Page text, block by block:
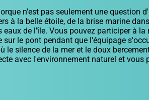
n'est pas seulement une question
à la belle étoile, de la brise marine
de l'île. Vous pouvez participer à
sur le pont pendant que l'équipage
le silence de la mer et le doux
avec l'environnement naturel et vous